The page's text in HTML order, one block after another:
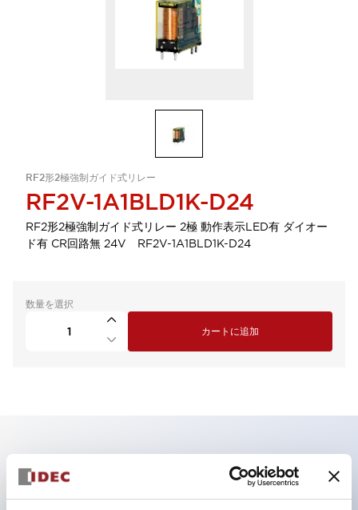
RF2形2極強制ガイド式リレー
RF2V-1A1BLD1K-D24
RF2形2極強制ガイド式リレー 2極 動作表示LED有 ダイオー
ド有 CR回路無 24V RF2V-1A1BLD1K-D24
数量を選択
カートに追加
主な特長